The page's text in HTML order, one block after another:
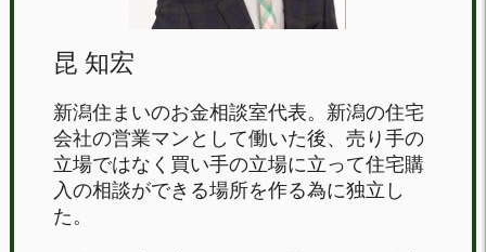
昆 知宏
新潟住まいのお金相談室代表。新潟の住宅
会社の営業マンとして働いた後、売り手の
立場ではなく買い手の立場に立って住宅購
入の相談ができる場所を作る為に独立し
た。